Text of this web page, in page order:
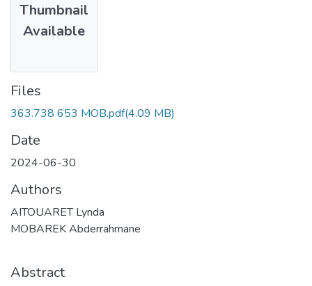
Thumbnail
Available
Files
363.738 653 MOB.pdf(4.09 MB)
Date
2024-06-30
Authors
AITOUARET Lynda
MOBAREK Abderrahmane
Abstract